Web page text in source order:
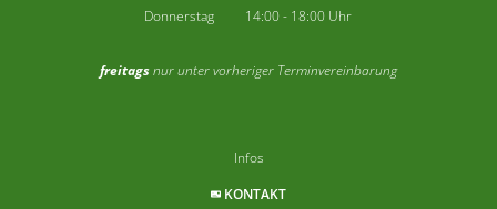
Von 14:00 bis 15:30 Uhr
Donnerstag 14:00- 18:00 Uhr
freitagsnur unter vorheriger Terminvereinbarung
Infos
KONTAKT